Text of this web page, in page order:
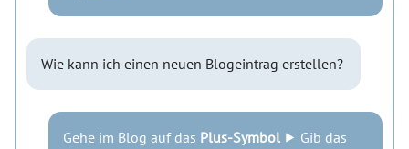
Wie kann ich einen neuen Blogeintrag erstellen?
Gehe im Blog auf das Plus-Symbol ⯈ Gib das